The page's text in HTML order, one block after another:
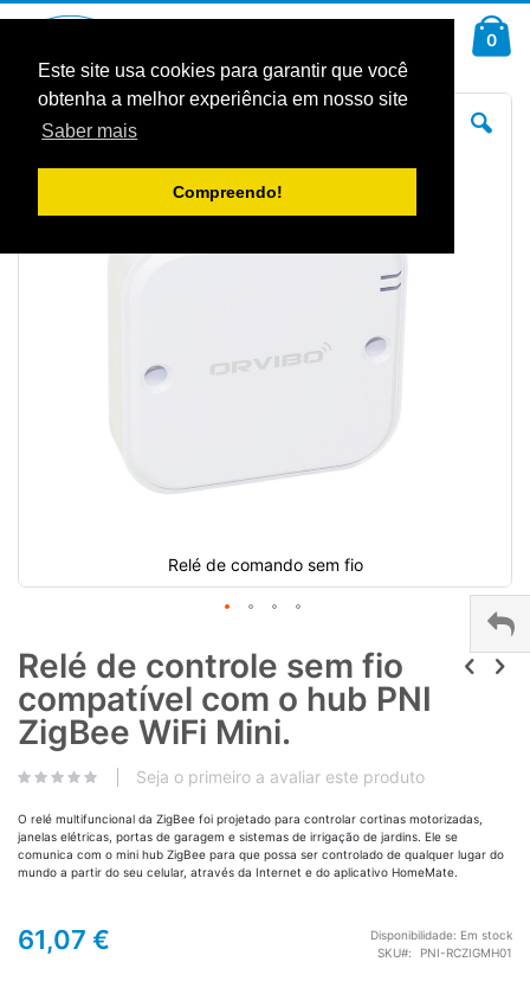
Este site usa cookies para garantir que você
obtenha a melhor experiência em nosso site
Saber mais
Compreendo!
Conteúdo
0
Saltar
Relé de comando sem fio
Relé de controle sem fio
compatível com o hub PNI
ZigBee WiFi Mini.
Seja o primeiro a avaliar este produto
O relé multifuncional da ZigBee foi projetado para controlar cortinas motorizadas,
janelas elétricas, portas de garagem e sistemas de irrigação de jardins. Ele se
comunica com o mini hub ZigBee para que possa ser controlado de qualquer lugar do
mundo a partir do seu celular, através da Internet e do aplicativo HomeMate.
61,07 € Disponibilidade: Em stock
SKU
PNI-RCZIGMH01